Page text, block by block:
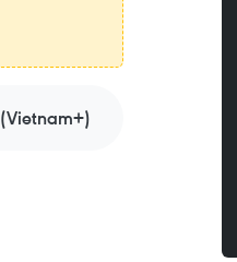
(Vietnam+)